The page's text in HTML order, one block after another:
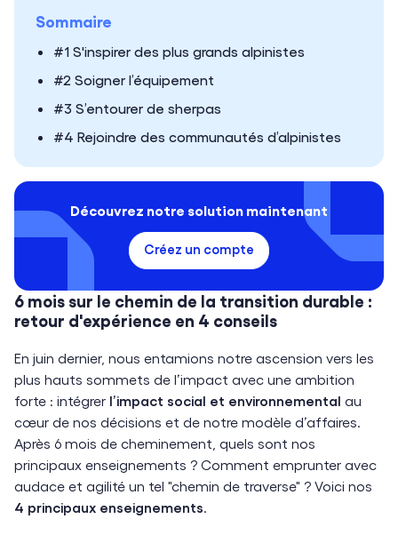
Sommaire
#1 S'inspirer des plus grands alpinistes
#2 Soigner l’équipement
#3 S’entourer de sherpas
#4 Rejoindre des communautés d’alpinistes
Découvrez notre solution maintenant
Créez un compte
6 mois sur le chemin de la transition durable :
retour d'expérience en 4 conseils
En juin dernier, nous entamions notre ascension vers les
plus hauts sommets de l’impact avec une ambition
forte : intégrer l’impact social et environnemental au
cœur de nos décisions et de notre modèle d’affaires.
Après 6 mois de cheminement, quels sont nos
principaux enseignements ? Comment emprunter avec
audace et agilité un tel "chemin de traverse" ? Voici nos
4 principaux enseignements.